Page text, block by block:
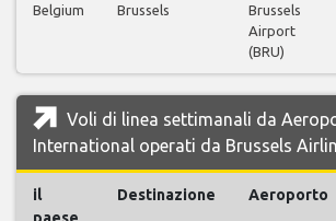
Belgium Brussels
Brussels
Airport
(BRU)
Voli di linea settimanali da
International operati da Brussels
il
paese
Destinazione Aeroporto